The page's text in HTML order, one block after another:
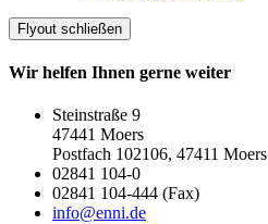
Flyout schließen
Wir helfen Ihnen gerne weiter
Steinstraße 9
47441 Moers
Postfach 102106, 47411 Moers
02841 104-0
02841 104-444 (Fax)
info@enni.de